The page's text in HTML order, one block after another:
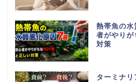
熱帯魚の水
者がやりが
対策
ターミナリ